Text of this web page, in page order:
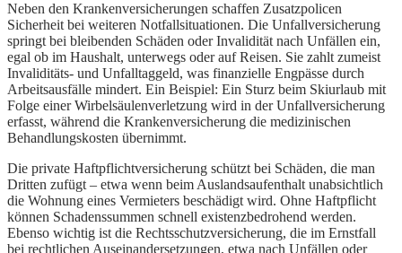
Neben den Krankenversicherungen schaffen Zusatzpolicen
Sicherheit bei weiteren Notfallsituationen. Die Unfallversicherung
springt bei bleibenden Schäden oder Invalidität nach Unfällen ein,
egal ob im Haushalt, unterwegs oder auf Reisen. Sie zahlt zumeist
Invaliditäts- und Unfalltaggeld, was finanzielle Engpässe durch
Arbeitsausfälle mindert. Ein Beispiel: Ein Sturz beim Skiurlaub mit
Folge einer Wirbelsäulenverletzung wird in der Unfallversicherung
erfasst, während die Krankenversicherung die medizinischen
Behandlungskosten übernimmt.
Die private Haftpflichtversicherung schützt bei Schäden, die man
Dritten zufügt – etwa wenn beim Auslandsaufenthalt unabsichtlich
die Wohnung eines Vermieters beschädigt wird. Ohne Haftpflicht
können Schadenssummen schnell existenzbedrohend werden.
Ebenso wichtig ist die Rechtsschutzversicherung, die im Ernstfall
bei rechtlichen Auseinandersetzungen, etwa nach Unfällen oder